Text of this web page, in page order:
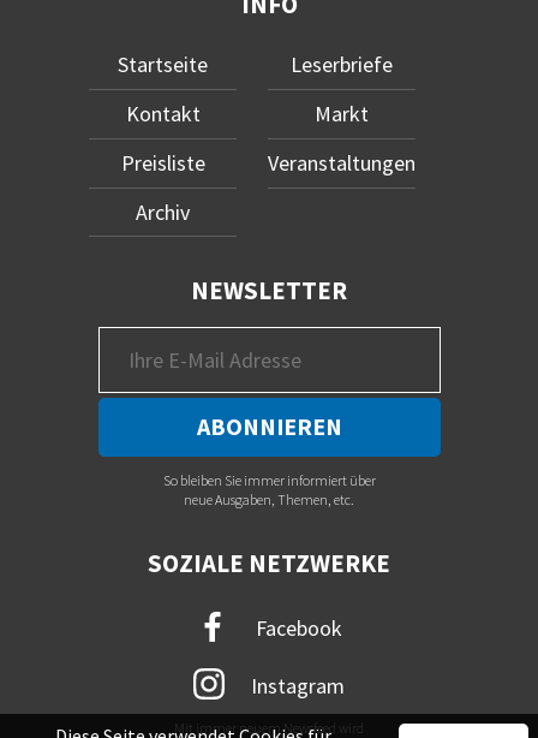
Startseite
Kontakt
Preisliste
Archiv
Leserbriefe
Markt
Veranstaltungen
NEWSLETTER
So bleiben Sie immer informiert über
neue Ausgaben, Themen, etc.
SOZIALE NETZWERKE
Facebook
Instagram
Mit immer neuem Newsfeed wird